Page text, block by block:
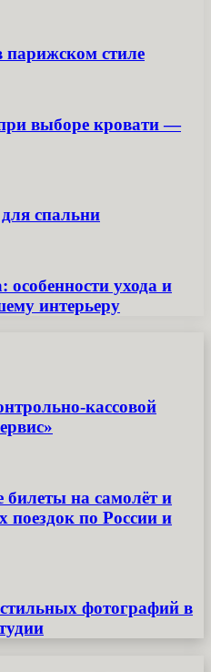
парижском стиле
выборе кровати —
спальни
ухода и
интерьеру
кассовой
на самолёт и
поездок по России и
фотографий в